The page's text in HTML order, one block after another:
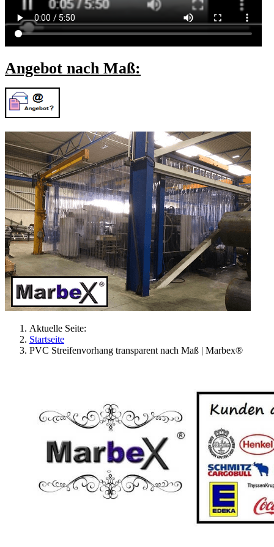
Angebot nach Maß:
Aktuelle Seite:
Startseite
PVC Streifenvorhang transparent nach Maß | Marbex®